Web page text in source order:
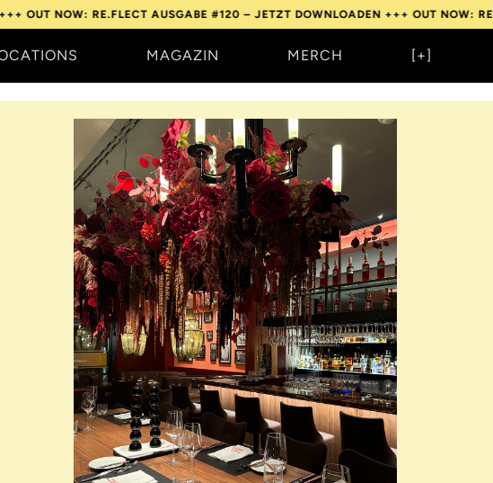
AUSGABE #120 – JETZT DOWNLOADEN +++OUT NOW: RE.FLECT
MAGAZIN MERCH [+]